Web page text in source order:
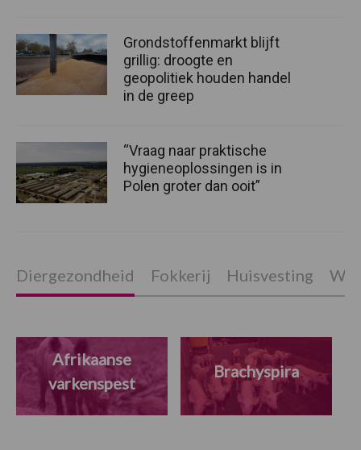
Grondstoffenmarkt blijft
grillig: droogte en
geopolitiek houden handel
in de greep
“Vraag naar praktische
hygieneoplossingen is in
Polen groter dan ooit”
Diergezondheid Fokkerij Huisvesting
Afrikaanse
varkenspest
Brachyspira